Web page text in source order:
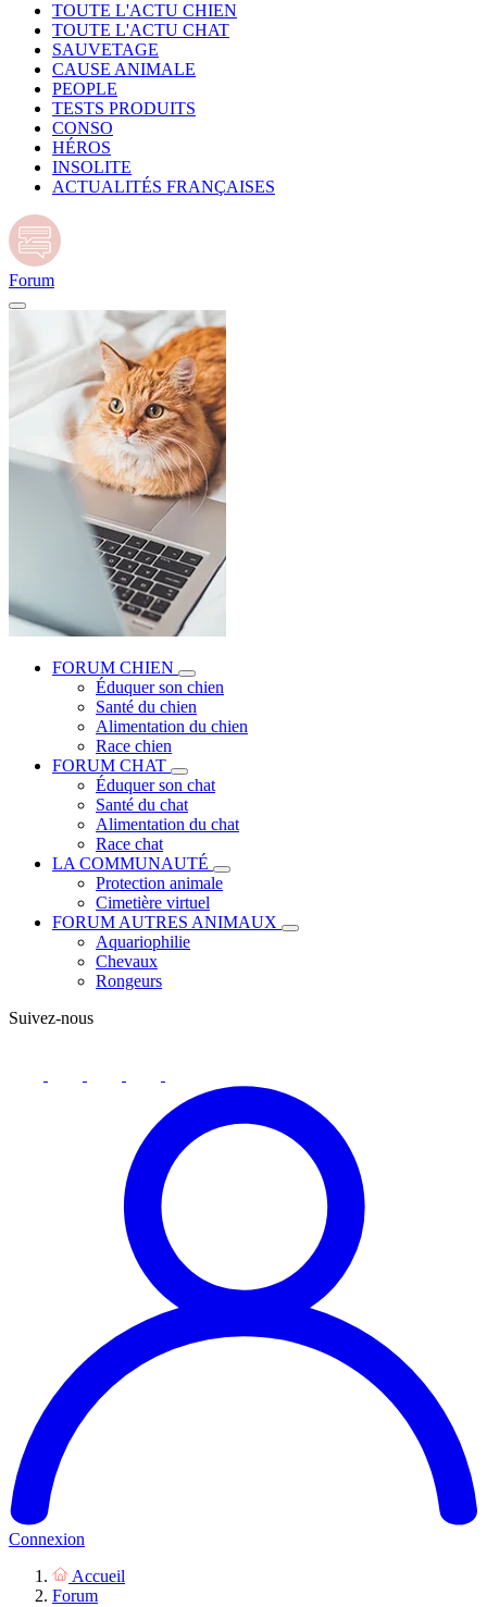
TOUTE L'ACTU CHIEN
TOUTE L'ACTU CHAT
SAUVETAGE
CAUSE ANIMALE
PEOPLE
TESTS PRODUITS
CONSO
HÉROS
INSOLITE
ACTUALITÉS FRANÇAISES
Forum
FORUM CHIEN
Éduquer son chien
Santé du chien
Alimentation du chien
Race chien
FORUM CHAT
Éduquer son chat
Santé du chat
Alimentation du chat
Race chat
LA COMMUNAUTÉ
Protection animale
Cimetière virtuel
FORUM AUTRES ANIMAUX
Aquariophilie
Chevaux
Rongeurs
Suivez-nous
Connexion
Accueil
Forum